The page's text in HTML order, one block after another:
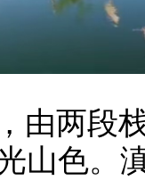
由两段
山色。